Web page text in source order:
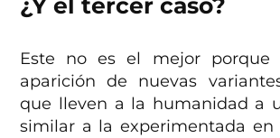
¿Y el tercer caso?
Este no es el mejor porque
aparición de nuevas
que lleven a la humanidad a
similar a la experimentada en